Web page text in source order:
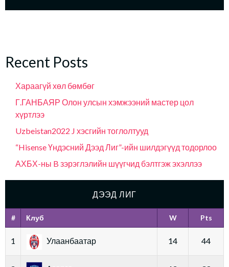
Recent Posts
Хараагүй хөл бөмбөг
Г.ГАНБАЯР Олон улсын хэмжээний мастер цол
хүртлээ
Uzbeistan2022 J хэсгийн тоглолтууд
“Hisense Үндэсний Дээд Лиг”-ийн шилдэгүүд тодорлоо
АХБХ-ны B зэрэглэлийн шүүгчид бэлтгэж эхэллээ
ДЭЭД ЛИГ
# Клуб W Pts
1 Улаанбаатар 14 44